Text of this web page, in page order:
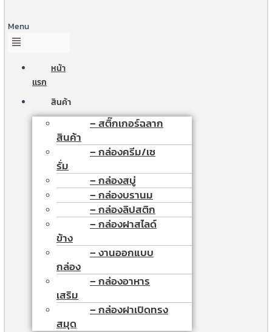
Menu
หน้า
เเรก
สินค้า
– สติ๊กเกอร์ฉลาก
สินค้า
– กล่องครีม/เซ
รั่ม
– กล่องสบู่
– กล่องบรานม
– กล่องลิปสติก
– กล่องฝาสไลด์
ข้าง
– งานออกแบบ
กล่อง
– กล่องอาหาร
เสริม
– กล่องฝาเปิดทรง
สมุด